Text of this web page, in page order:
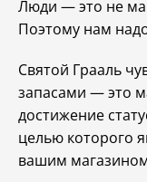
Люди — это не
Поэтому нам
Святой Грааль
запасами — это
достижение
целью которого
вашим